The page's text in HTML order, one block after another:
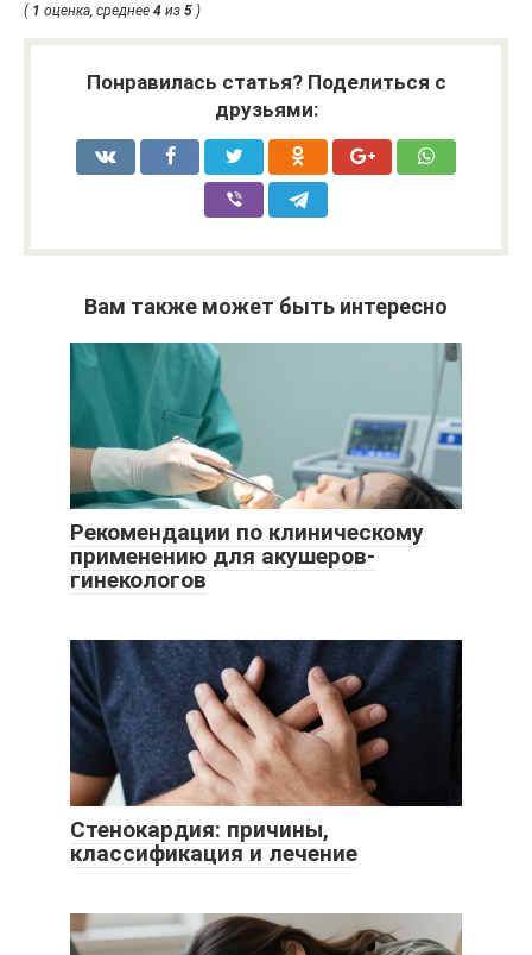
( 1 оценка, среднее 4 из 5 )
Понравилась статья? Поделиться с
друзьями:
Вам также может быть интересно
Рекомендации по клиническому
применению для акушеров-
гинекологов
Стенокардия: причины,
классификация и лечение